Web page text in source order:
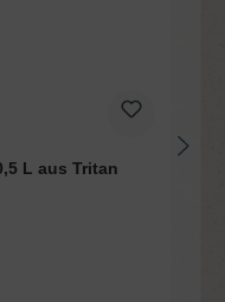
L aus Tritan